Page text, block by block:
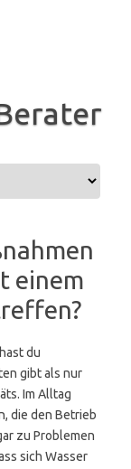
einem
du
gibt als nur
Im Alltag
die den Betrieb
zu Problemen
sich Wasser